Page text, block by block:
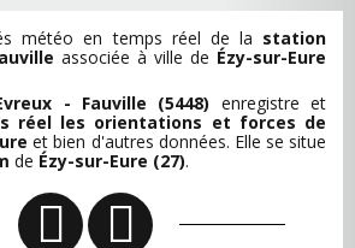
météo en temps réel de la station
associée à ville de Ézy-sur-Eure
- Fauville (5448) enregistre et
réel les orientations et forces de
et bien d'autres données. Elle se situe
de Ézy-sur-Eure (27).